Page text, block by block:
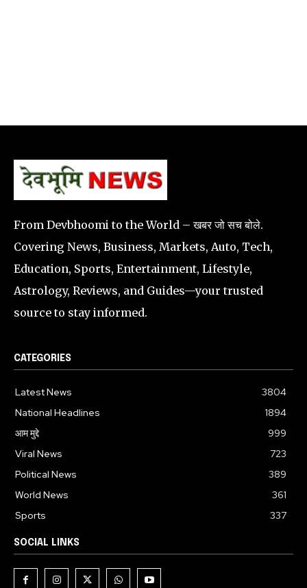
From Devbhoomi to the World – खबर जो सच बोले.
Covering News, Business, Markets, Auto, Tech,
Education, Sports, Entertainment, Lifestyle,
Astrology, Reviews, and Guides—your trusted
source to stay informed.
CATEGORIES
Latest News
3804
National Headlines
1894
आम मुद्दे
999
Viral News
723
Political News
389
World News
361
Sports
337
SOCIAL LINKS